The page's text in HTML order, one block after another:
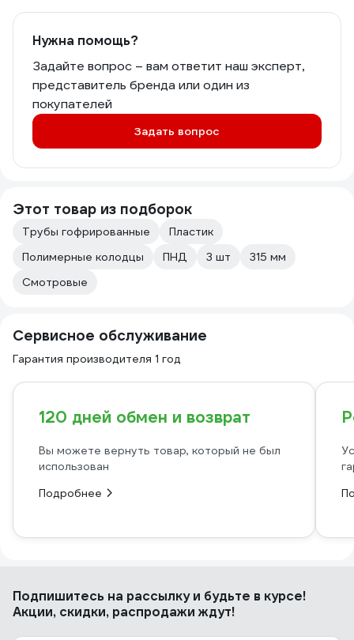
Нужна помощь?
Задайте вопрос – вам ответит наш эксперт,
представитель бренда или один из
покупателей
Задать вопрос
Этот товар из подборок
Трубы гофрированные
Пластик
Полимерные колодцы
ПНД 3 шт
315 мм
Смотровые
Сервисное обслуживание
Гарантия производителя 1 год
120 дней обмен и возврат
Вы можете вернуть товар, который не был
использован
Подробнее
Подпишитесь на рассылкуи будьте в курсе!
Акции, скидки, распродажи ждут!